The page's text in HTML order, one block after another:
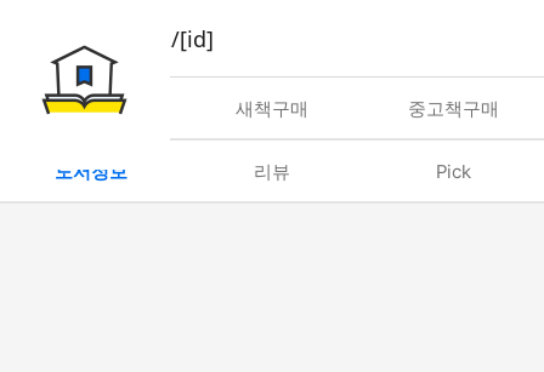
book/rent/[id]
대여 새책구매 중고책구매
도서정보 리뷰 Pick